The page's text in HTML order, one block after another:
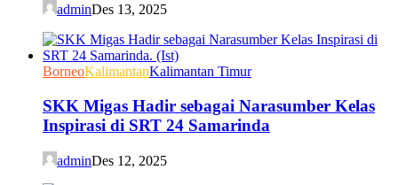
adminDes 13, 2025
BorneoKalimantanKalimantan Timur
SKK Migas Hadir sebagai Narasumber Kelas
Inspirasi di SRT 24 Samarinda
adminDes 12, 2025